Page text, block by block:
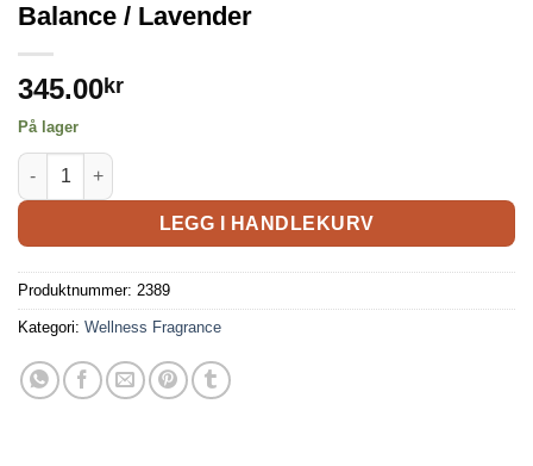
Balance / Lavender
345.00kr
På lager
LEGG I HANDLEKURV
Produktnummer: 2389
Kategori: Wellness Fragrance